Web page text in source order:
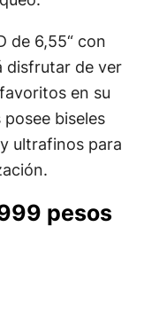
de 6,55“ con
disfrutar de ver
en su
biseles
ultrafinos para
pesos